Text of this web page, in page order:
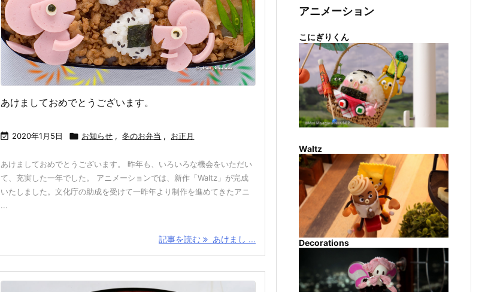
あけましておめでとうございます。
 2020年1月5日  お知らせ , 冬のお弁当 , お正月
あけましておめでとうございます。 昨年も、いろいろな機会をいただい
て、充実した一年でした。 アニメーションでは、新作「Waltz」が完成
いたしました。文化庁の助成を受けて一昨年より制作を進めてきたアニ
...
記事を読む あけまし ...
ー
アニメーション
こにぎりくん
Waltz
Decorations